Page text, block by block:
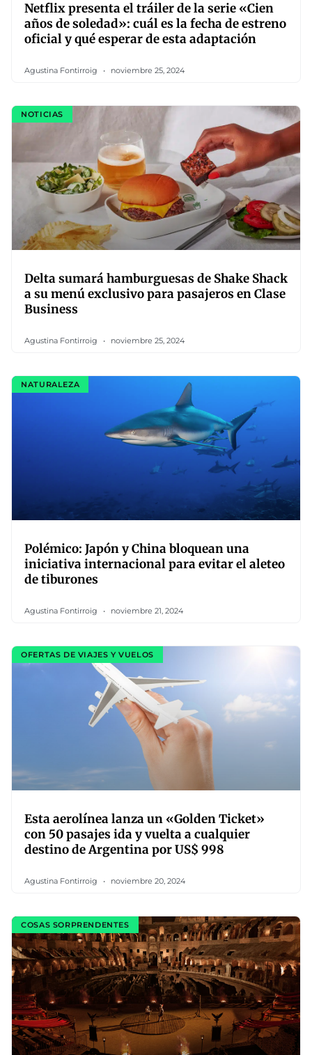
Netflix presenta el tráiler de la serie «Cien
años de soledad»: cuál es la fecha de estreno
oficial y qué esperar de esta adaptación
Agustina Fontirroig noviembre 25, 2024
NOTICIAS
Delta sumará hamburguesas de Shake Shack
a su menú exclusivo para pasajeros en Clase
Business
Agustina Fontirroig noviembre 25, 2024
NATURALEZA
Polémico: Japón y China bloquean una
iniciativa internacional para evitar el aleteo
de tiburones
Agustina Fontirroig noviembre 21, 2024
OFERTAS DE VIAJES Y VUELOS
Esta aerolínea lanza un «Golden Ticket»
con 50 pasajes ida y vuelta a cualquier
destino de Argentina por US$ 998
Agustina Fontirroig noviembre 20, 2024
COSAS SORPRENDENTES